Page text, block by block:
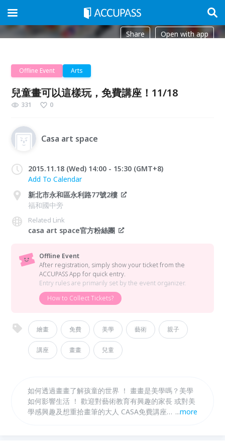
Share Open with app
Offline Event Arts
兒童畫可以這樣玩，免費講座！11/18
331 0
Casa art space
2015.11.18 (Wed) 14:00 - 15:30 (GMT+8)
Add To Calendar
新北市永和區永利路77號2樓
福和國中旁
Related Link
casa art space官方粉絲團
Offline Event
After registration, simply show your ticket from the
ACCUPASS App for quick entry.
Entry rules are primarily set by the event organizer.
How to Collect Tickets?
繪畫 免費 美學 藝術 親子
講座 畫畫 兒童
如何透過畫畫了解孩童的世界 ！ 畫畫是美學嗎？美學
如何影響生活 ！ 歡迎對藝術教育有興趣的家長 或對美
學感興趣及想重拾畫筆的大人 CASA免費講座
...more